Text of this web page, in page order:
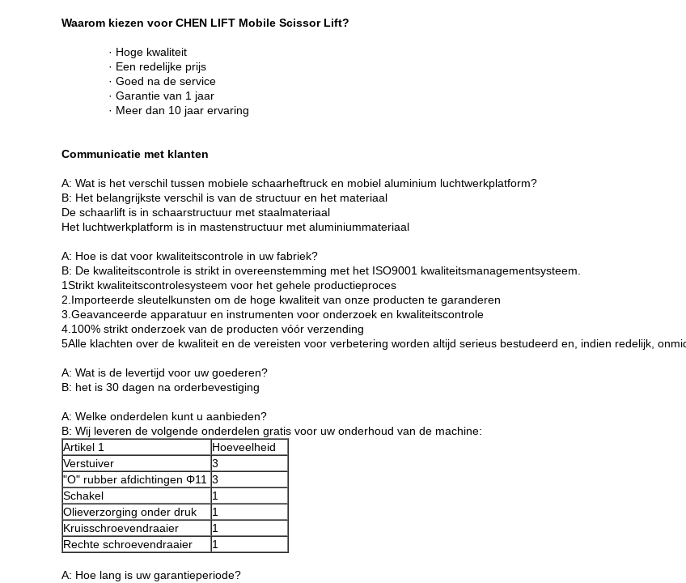
Waarom kiezen voor CHEN LIFT Mobile Scissor Lift?
· Hoge kwaliteit
· Een redelijke prijs
· Goed na de service
· Garantie van 1 jaar
· Meer dan 10 jaar ervaring
Communicatie met klanten
A: Wat is het verschil tussen mobiele schaarheftruck en mobiel aluminium luchtwerkplatform?
B: Het belangrijkste verschil is van de structuur en het materiaal
De schaarlift is in schaarstructuur met staalmateriaal
Het luchtwerkplatform is in mastenstructuur met aluminiummateriaal
A: Hoe is dat voor kwaliteitscontrole in uw fabriek?
B: De kwaliteitscontrole is strikt in overeenstemming met het ISO9001 kwaliteitsmanagementsysteem.
1Strikt kwaliteitscontrolesysteem voor het gehele productieproces
2.Importeerde sleutelkunsten om de hoge kwaliteit van onze producten te garanderen
3.Geavanceerde apparatuur en instrumenten voor onderzoek en kwaliteitscontrole
4.100% strikt onderzoek van de producten vóór verzending
5Alle klachten over de kwaliteit en de vereisten voor verbetering worden altijd serieus bestudeerd en, indien redelijk,
A: Wat is de levertijd voor uw goederen?
B: het is 30 dagen na orderbevestiging
A: Welke onderdelen kunt u aanbieden?
B: Wij leveren de volgende onderdelen gratis voor uw onderhoud van de machine:
Artikel 1
Hoeveelheid
Verstuiver
3
"O" rubber afdichtingen Φ11 3
Schakel
1
Olieverzorging onder druk
1
Kruisschroevendraaier
1
Rechte schroevendraaier
1
A: Hoe lang is uw garantieperiode?